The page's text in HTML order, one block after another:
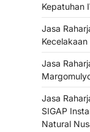
Kepatuhan
Jasa
Jasa
Jasa
SIGAP
Natural